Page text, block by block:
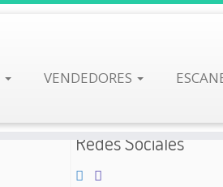
VENDEDORES
Redes Sociales